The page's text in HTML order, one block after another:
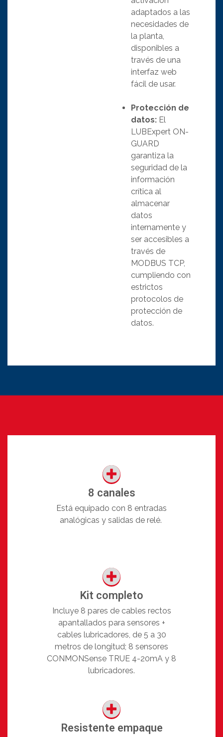
adaptados a las
necesidades de
la planta,
disponibles a
través de una
interfaz web
fácil de usar.
Protección de
datos: El
LUBExpert ON-
GUARD
garantiza la
seguridad de la
información
crítica al
almacenar
datos
internamente y
ser accesibles a
través de
MODBUS TCP,
cumpliendo con
estrictos
protocolos de
protección de
datos.
8 canales
Está equipado con 8 entradas
analógicas y salidas de relé.
Kit completo
Incluye 8 pares de cables rectos
apantallados para sensores +
cables lubricadores, de 5 a 30
metros de longitud; 8 sensores
CONMONSense TRUE 4-20mA y 8
lubricadores.
Resistente empaque